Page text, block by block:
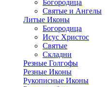
Богородица
Святые и Ангелы
Литые Иконы
Богородица
Исус Христос
Святые
Складни
Резные Голгофы
Резные Иконы
Рукописные Иконы